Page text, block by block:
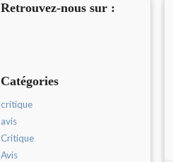
Retrouvez-nous sur :
Catégories
critique
avis
Critique
Avis